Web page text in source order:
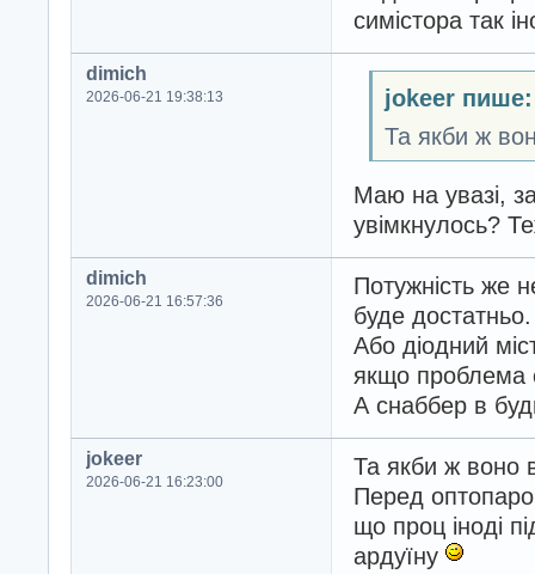
симістора так
dimich
2026-06-21 19:38:13
jokeer пише:
Та якби ж
Маю на увазі,
увімкнулось?
dimich
2026-06-21 16:57:36
Потужність же
буде достатньо.
Або діодний
якщо проблема
А снаббер в
jokeer
2026-06-21 16:23:00
Та якби ж воно
Перед
що проц іноді
ардуїну